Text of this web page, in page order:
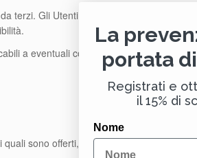
terzi. Gli Utenti riconoscono ed accettano
a eventuali concessioni di diritti su
sono offerti, secondo questi Termini ed
La
portata
Registrati e
il 15% di
Nome